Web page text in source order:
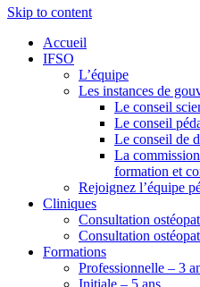
Skip to content
Accueil
IFSO
L’équipe
Les instances de
Le conseil
Le conseil
Le conseil de
La
formation et
Rejoignez l’équipe
Cliniques
Consultation
Consultation
Formations
Professionnelle – 3
Initiale – 5 ans